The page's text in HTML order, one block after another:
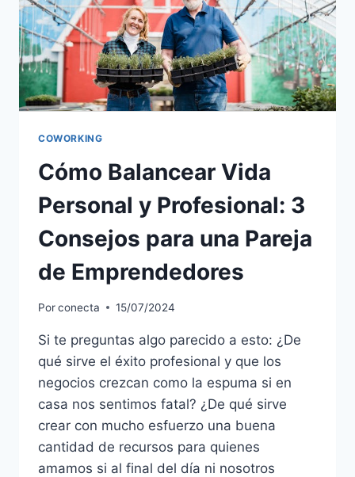
COWORKING
Cómo Balancear Vida
Personal y Profesional: 3
Consejos para una Pareja
de Emprendedores
Porconecta 15/07/2024
Si te preguntas algo parecido a esto: ¿De
qué sirve el éxito profesional y que los
negocios crezcan como la espuma si en
casa nos sentimos fatal? ¿De qué sirve
crear con mucho esfuerzo una buena
cantidad de recursos para quienes
amamos si al final del día ni nosotros